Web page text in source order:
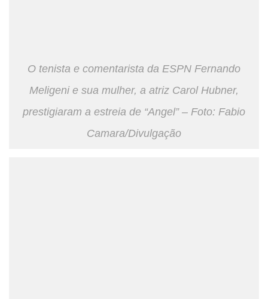
O tenista e comentarista da ESPN Fernando
Meligeni e sua mulher, a atriz Carol Hubner,
prestigiaram a estreia de “Angel” – Foto: Fabio
Camara/Divulgação